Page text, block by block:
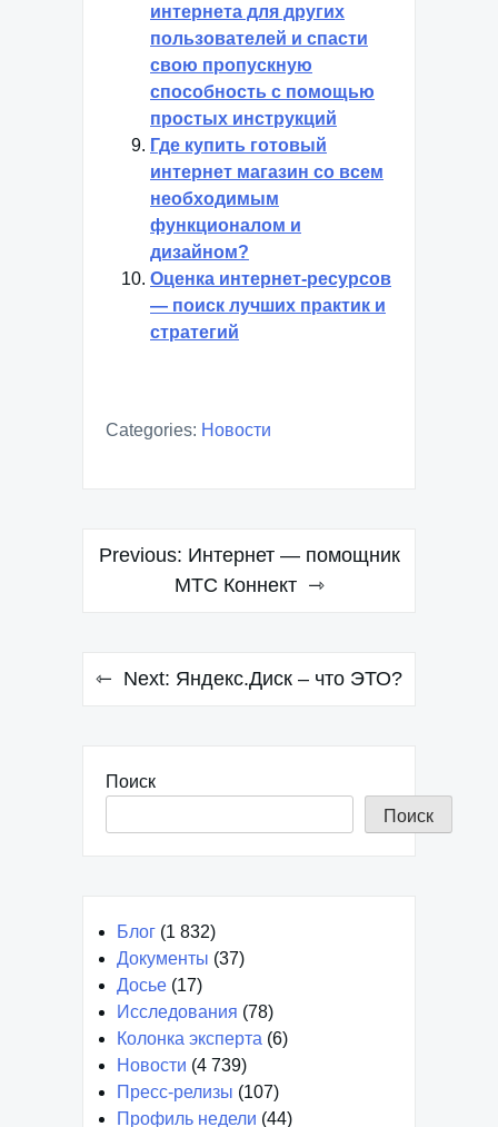
интернета для других
пользователей и спасти
свою пропускную
способность с помощью
простых инструкций
Где купить готовый
интернет магазин со всем
необходимым
функционалом и
дизайном?
Оценка интернет-ресурсов
— поиск лучших практик и
стратегий
Categories: Новости
Навигация
Previous: Интернет — помощник
МТС Коннект
Next: Яндекс.Диск – что ЭТО?
Поиск
Поиск
Блог (1 832)
Документы (37)
Досье (17)
Исследования (78)
Колонка эксперта (6)
Новости (4 739)
Пресс-релизы (107)
Профиль недели (44)